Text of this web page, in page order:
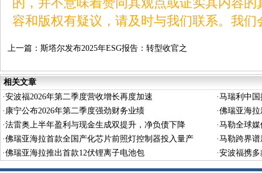
容和版权有疑议，请及时与我们联系。我
上一篇： 斯塔尔发布2025年ESG报告：转型收官之
相关文章
·安波福2026年第二季度营收增长再度加速 ·马瑞利中
· 康宁公布2026年第二季度强劲财务业绩 ·佛瑞亚海
·法雷奥上半年盈利与现金生成双提升，净负债下降 ·马勒全球
·佛瑞亚海拉首款全国产化芯片前照灯控制器投入量产 ·马勒跨界
·佛瑞亚海拉推出首款12伏锂离子电池包 ·安波福携